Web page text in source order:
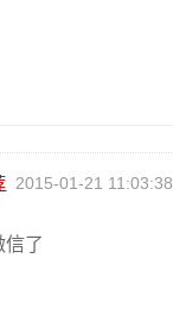
2015-01-21 11:03:38
信了